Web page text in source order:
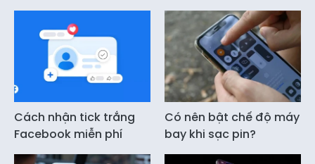
Cách nhận tick trắng
Facebook miễn phí
Có nên bật chế độ máy
bay khi sạc pin?